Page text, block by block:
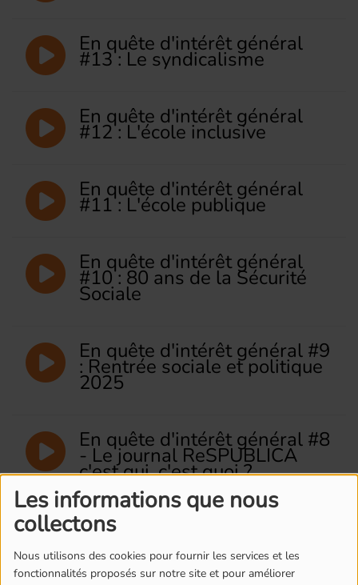
Les informations que nous
collectons
Nous utilisons des cookies pour fournir les services et les
fonctionnalités proposés sur notre site et pour améliorer
En quête d'intérêt général
#13 : Le syndicalisme
En quête d'intérêt général
#12 : L'école inclusive
En quête d'intérêt général
#11 : L'école publique
En quête d'intérêt général
#10 : 80 ans de la Sécurité
Sociale
En quête d'intérêt général #9
: Rentrée sociale et politique
2025
En quête d'intérêt général #8
- Le journal ReSPUBLICA
c'est qui, c'est quoi ?
En quête d'intérêt général #7
de la santé